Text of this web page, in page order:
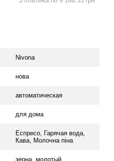
Nivona
нова
автоматическая
для дома
Еспресо, Гарячая вода,
Кава, Молочна піна
зерна, молотый